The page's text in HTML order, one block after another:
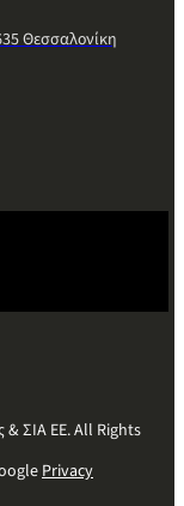
Θεσσαλονίκη
ΣΙΑ ΕΕ. All Rights
Privacy